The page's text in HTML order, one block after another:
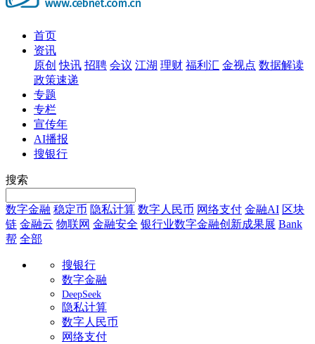
首页
资讯
原创 快讯 招聘 会议 江湖 理财 福利汇 金视点 数据解读
政策速递
专题
专栏
宣传年
AI播报
搜银行
搜索
数字金融 稳定币 隐私计算 数字人民币 网络支付 金融AI 区块
链 金融云 物联网 金融安全 银行业数字金融创新成果展 Bank
帮 全部
搜银行
数字金融
DeepSeek
隐私计算
数字人民币
网络支付